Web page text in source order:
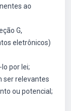
ao
G,
eletrônicos)
por lei;
ser relevantes
ou potencial;